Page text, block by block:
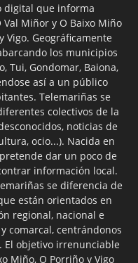
digital que informa
Miñor y O Baixo Miño
Vigo. Geográficamente
los municipios
Tui, Gondomar, Baiona,
así a un público
Telemariñas se
colectivos de la
noticias de
ocio...). Nacida en
dar un poco de
información local.
se diferencia de
están orientados en
regional, nacional e
comarcal, centrándonos
El objetivo irrenunciable
Miño, O Porriño y Vigo